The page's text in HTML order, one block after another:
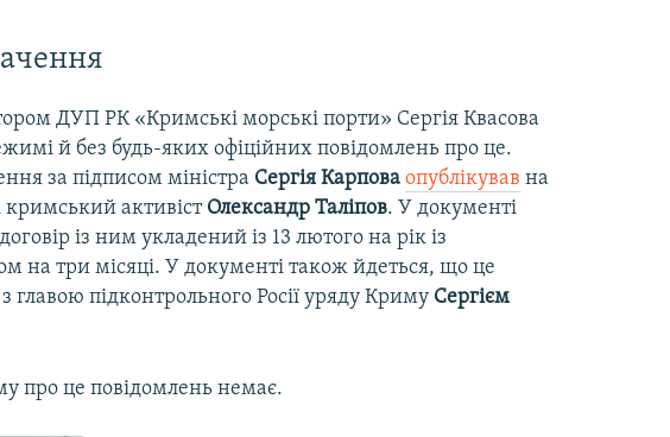
ДУП РК «Кримські морські порти» Сергія Квасова
й без будь-яких офіційних повідомлень про це.
за підписом міністра Сергія Карпова опублікував на
кримський активіст Олександр Таліпов. У документі
із ним укладений із 13 лютого на рік із
на три місяці. У документі також йдеться, що це
главою підконтрольного Росії уряду Криму Сергієм
про це повідомлень немає.